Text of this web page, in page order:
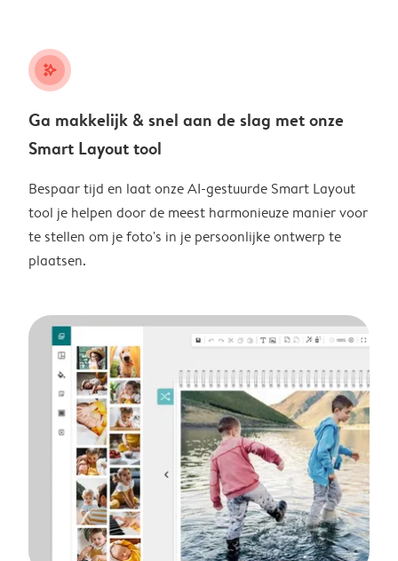
stars_plus
Ga makkelijk & snel aan de slag met onze
Smart Layout tool
Bespaar tijd en laat onze AI-gestuurde Smart Layout
tool je helpen door de meest harmonieuze manier voor
te stellen om je foto's in je persoonlijke ontwerp te
plaatsen.